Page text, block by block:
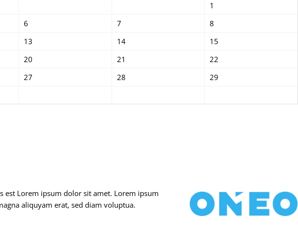
1
6 7
8
13 14
15
20 21
22
27 28
29
est Lorem ipsum dolor sit amet. Lorem ipsum
aliquyam erat, sed diam voluptua.